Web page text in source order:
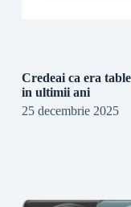
Credeai ca era
in ultimii ani
25 decembrie 2025